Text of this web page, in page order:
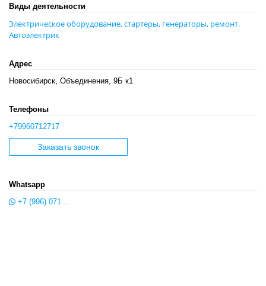
Виды деятельности
Электрическое оборудование, стартеры, генераторы, ремонт.
Автоэлектрик
Адрес
Новосибирск, Объединения, 9Б к1
Телефоны
+79960712717
Заказать звонок
Whatsapp
+7 (996) 071 ...